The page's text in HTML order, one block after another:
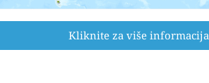
Kliknite za više informacija